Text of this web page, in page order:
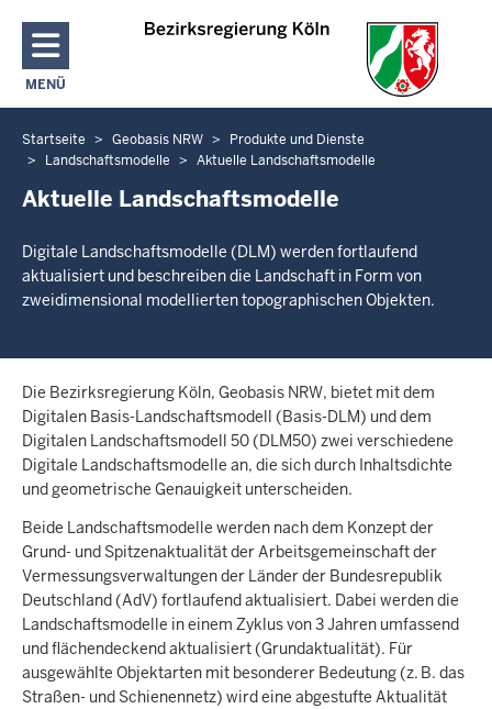
Direkt zum Inhalt
MENÜ
NAVIGATION AKTIVIEREN/DEAKTIVIEREN: HAUPTMENÜ
Sie
befinden
sich
Startseite Geobasis NRW
Produkte und Dienste
Landschaftsmodelle
Aktuelle Landschaftsmodelle
Aktuelle Landschaftsmodelle
Digitale Landschaftsmodelle (DLM) werden fortlaufend
aktualisiert und beschreiben die Landschaft in Form von
zweidimensional modellierten topographischen Objekten.
Die Bezirksregierung Köln, Geobasis NRW, bietet mit dem
Digitalen Basis-Landschaftsmodell (Basis-DLM) und dem
Digitalen Landschaftsmodell 50 (DLM50) zwei verschiedene
Digitale Landschaftsmodelle an, die sich durch Inhaltsdichte
und geometrische Genauigkeit unterscheiden.
Beide Landschaftsmodelle werden nach dem Konzept der
Grund- und Spitzenaktualität der Arbeitsgemeinschaft der
Vermessungsverwaltungen der Länder der Bundesrepublik
Deutschland (AdV) fortlaufend aktualisiert. Dabei werden die
Landschaftsmodelle in einem Zyklus von 3 Jahren umfassend
und flächendeckend aktualisiert (Grundaktualität). Für
ausgewählte Objektarten mit besonderer Bedeutung (z. B. das
Straßen- und Schienennetz) wird eine abgestufte Aktualität